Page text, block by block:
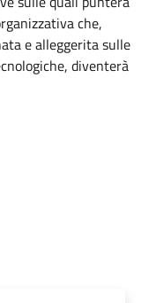
che,
e alleggerita sulle
diventerà